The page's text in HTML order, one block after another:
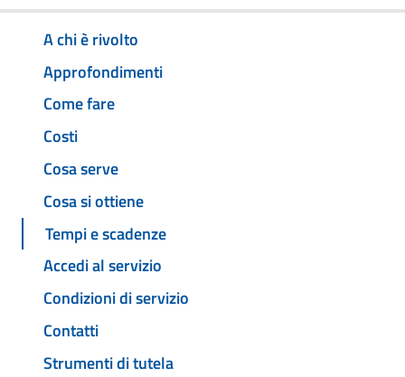
A chi è rivolto
Approfondimenti
Come fare
Costi
Cosa serve
Cosa si ottiene
Tempi e scadenze
Accedi al servizio
Condizioni di servizio
Contatti
Strumenti di tutela